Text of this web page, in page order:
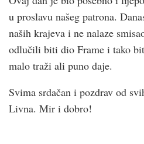
u proslavu našeg patrona.
naših krajeva i ne nalaze
odlučili biti dio Frame i tako
malo traži ali puno daje.
Svima srdačan i pozdrav od
Livna. Mir i dobro!